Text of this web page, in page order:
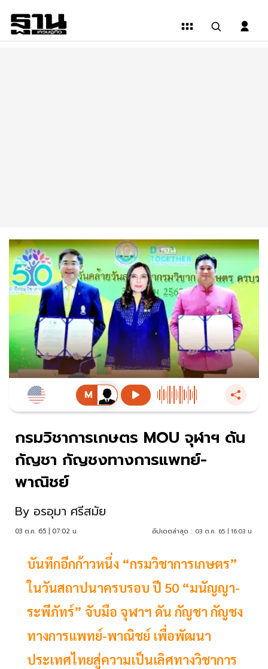
กรมวิชาการเกษตร MOU จุฬาฯ ดัน
กัญชา กัญชงทางการแพทย์-
พาณิชย์
By อรอุมา ศรีสมัย
03 ต.ค. 65 | 07:02 น. อัปเดตล่าสุด : 03 ต.ค. 65 | 16:03 น.
บันทึกอีกก้าวหนึ่ง “กรมวิชาการเกษตร”
ในวันสถาปนาครบรอบ ปี 50 “มนัญญา-
ระพีภัทร์” จับมือ จุฬาฯ ดัน กัญชา กัญชง
ทางการแพทย์-พาณิชย์ เพื่อพัฒนา
ประเทศไทยสู่ความเป็นเลิศทางวิชาการ